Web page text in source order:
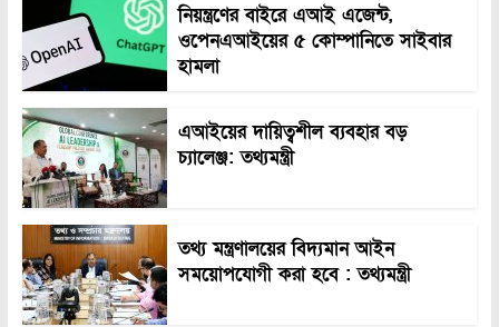
নিয়ন্ত্রণের বাইরে এআই এজেন্ট,
ওপেনএআইয়ের ৫ কোম্পানিতে সাইবার
হামলা
এআইয়ের দায়িত্বশীল ব্যবহার বড়
চ্যালেঞ্জ: তথ্যমন্ত্রী
তথ্য মন্ত্রণালয়ের বিদ্যমান আইন
সময়োপযোগী করা হবে : তথ্যমন্ত্রী